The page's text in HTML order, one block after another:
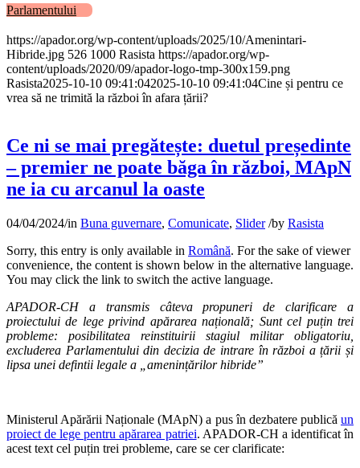
Parlamentului
https://apador.org/wp-content/uploads/2025/10/Amenintari-
Hibride.jpg 526 1000 Rasista https://apador.org/wp-
content/uploads/2020/09/apador-logo-tmp-300x159.png
Rasista2025-10-10 09:41:042025-10-10 09:41:04Cine și pentru ce
vrea să ne trimită la război în afara țării?
Ce ni se mai pregătește: duetul președinte
– premier ne poate băga în război, MApN
ne ia cu arcanul la oaste
04/04/2024/in Buna guvernare, Comunicate, Slider /by Rasista
Sorry, this entry is only available in Română. For the sake of viewer
convenience, the content is shown below in the alternative language.
You may click the link to switch the active language.
APADOR-CH a transmis câteva propuneri de clarificare a
proiectului de lege privind apărarea națională; Sunt cel puțin trei
probleme: posibilitatea reinstituirii stagiul militar obligatoriu,
excluderea Parlamentului din decizia de intrare în război a țării și
lipsa unei defintii legale a
„amenințărilor hibride”
Ministerul Apărării Naționale (MApN) a pus în dezbatere publică un
proiect de lege pentru apărarea patriei. APADOR-CH a identificat în
acest text cel puțin trei probleme, care se cer clarificate: